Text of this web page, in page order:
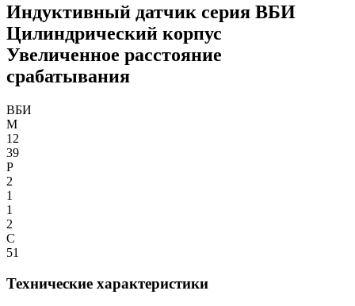
Индуктивный датчик серия ВБИ
Цилиндрический корпус
Увеличенное расстояние
срабатывания
ВБИ
М
12
39
Р
2
1
1
2
С
51
Технические характеристики